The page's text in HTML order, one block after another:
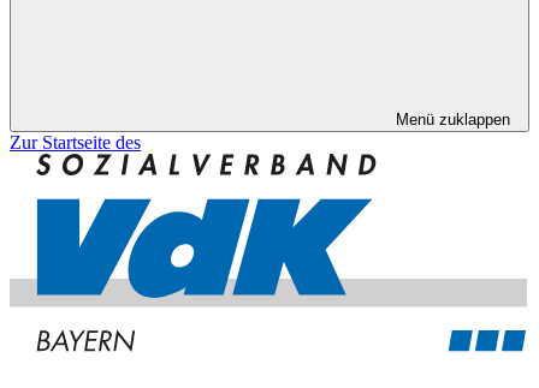
Menü zuklappen
Zur Startseite des